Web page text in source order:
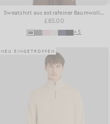
Sweatshirt aus extrafeiner Baumwolle mit 1/4-Reißverschluss
£85.00
+5
NEU EINGETROFFEN